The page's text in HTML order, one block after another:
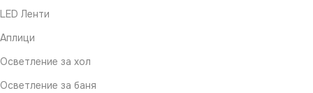
LED Ленти
Аплици
Осветление за хол
Осветление за баня